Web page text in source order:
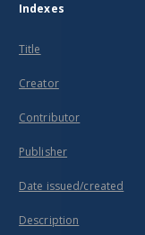
Indexes
Title
Creator
Contributor
Publisher
Date issued/created
Description